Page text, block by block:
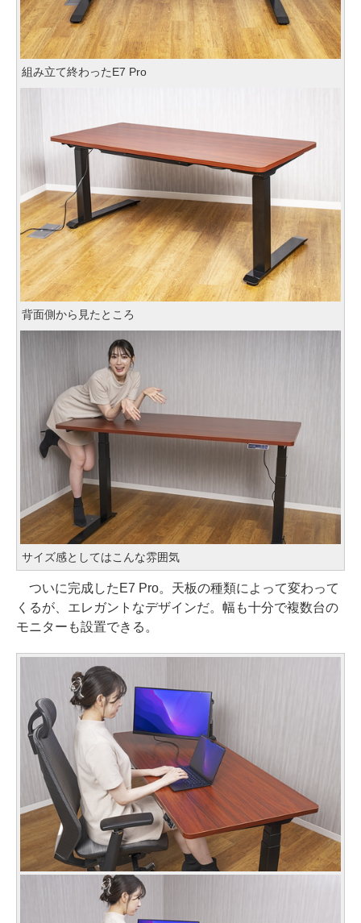
組み立て終わったE7 Pro
背面側から見たところ
サイズ感としてはこんな雰囲気
ついに完成したE7 Pro。天板の種類によって変わって
くるが、エレガントなデザインだ。幅も十分で複数台の
モニターも設置できる。